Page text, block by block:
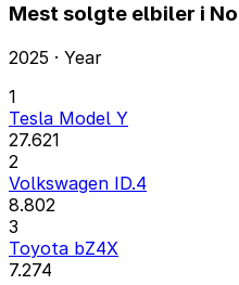
Mest solgte elbiler i
2025 · Year
1
Tesla Model Y
27.621
2
Volkswagen ID.4
8.802
3
Toyota bZ4X
7.274